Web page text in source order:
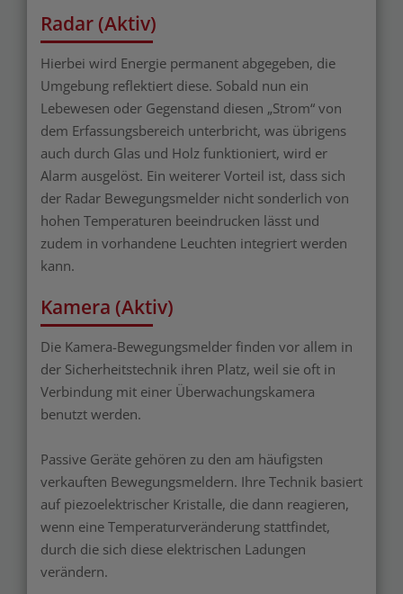
Radar (Aktiv)
Hierbei wird Energie permanent abgegeben, die
Umgebung reflektiert diese. Sobald nun ein
Lebewesen oder Gegenstand diesen „Strom“ von
dem Erfassungsbereich unterbricht, was übrigens
auch durch Glas und Holz funktioniert, wird er
Alarm ausgelöst. Ein weiterer Vorteil ist, dass sich
der Radar Bewegungsmelder nicht sonderlich von
hohen Temperaturen beeindrucken lässt und
zudem in vorhandene Leuchten integriert werden
kann.
Kamera (Aktiv)
Die Kamera-Bewegungsmelder finden vor allem in
der Sicherheitstechnik ihren Platz, weil sie oft in
Verbindung mit einer Überwachungskamera
benutzt werden.
Passive Geräte gehören zu den am häufigsten
verkauften Bewegungsmeldern. Ihre Technik basiert
auf piezoelektrischer Kristalle, die dann reagieren,
wenn eine Temperaturveränderung stattfindet,
durch die sich diese elektrischen Ladungen
verändern.